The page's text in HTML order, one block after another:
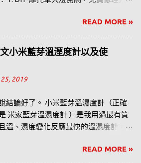
個故障？ 3. 騎機車騎到半路。鑰匙突然
麼辦？？ 4. DIY_你自己也可以更換機
。 5. 汽、機車排氣管的溫度？
READ MORE »
小米藍芽溫溼度計以及使
2019
結論好了。 小米藍芽溫濕度計（正確
米家藍芽溫濕度計 ）是我用過最有質
溫、濕度變化反應最快的溫濕度計，
，但要注意的是，她顯示的是即時而非
READ MORE »